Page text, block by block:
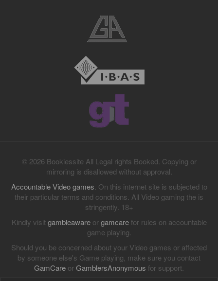
© 2026 Bookiessite All Legal rights Booked. Copying or
mirroring is disallowed without approval.
Accountable Video games . On this internet site is subjected to
their particular terms and conditions. All Video gaming the is
stringently. 18+
Kindly visitgambleawareorgamcarefor rules on accountable
game playing.
Should you be concerned about your Video games or affected
by someone else's Game playing, make sure you contact
GamCare orGamblersAnonymous for support.